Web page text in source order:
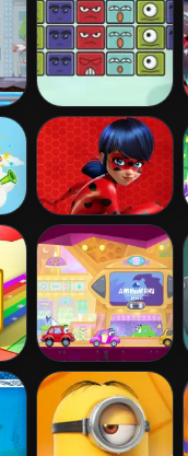
Block
Destroyer
Miraculous
Ladybug Puzzle
Wheely 6:
Fairytale